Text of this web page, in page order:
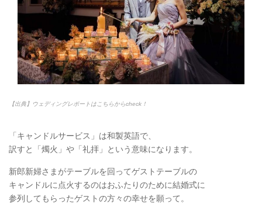
【出典】ウェディングレポートはこちらからcheck！
「キャンドルサービス」は和製英語で、
訳すと「燭火」や「礼拝」という意味になります。
新郎新婦さまがテーブルを回ってゲストテーブルの
キャンドルに点火するのはおふたりのために結婚式に
参列してもらったゲストの方々の幸せを願って。